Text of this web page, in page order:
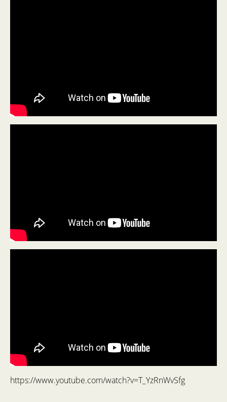
https://www.youtube.com/watch?v=T_YzRnWvSfg